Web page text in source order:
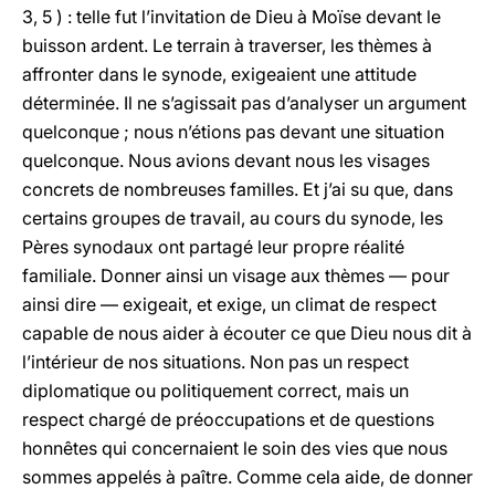
3, 5 ) : telle fut l’invitation de Dieu à Moïse devant le
buisson ardent. Le terrain à traverser, les thèmes à
affronter dans le synode, exigeaient une attitude
déterminée. Il ne s’agissait pas d’analyser un argument
quelconque ; nous n’étions pas devant une situation
quelconque. Nous avions devant nous les visages
concrets de nombreuses familles. Et j’ai su que, dans
certains groupes de travail, au cours du synode, les
Pères synodaux ont partagé leur propre réalité
familiale. Donner ainsi un visage aux thèmes — pour
ainsi dire — exigeait, et exige, un climat de respect
capable de nous aider à écouter ce que Dieu nous dit à
l’intérieur de nos situations. Non pas un respect
diplomatique ou politiquement correct, mais un
respect chargé de préoccupations et de questions
honnêtes qui concernaient le soin des vies que nous
sommes appelés à paître. Comme cela aide, de donner